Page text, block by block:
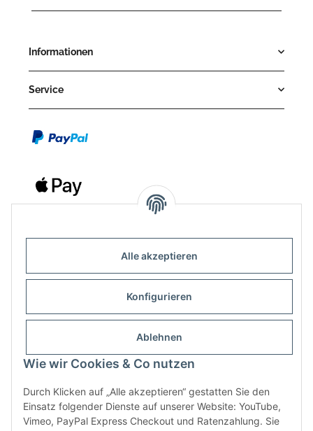
Alle akzeptieren
Konfigurieren
Ablehnen
Wie wir Cookies & Co nutzen
Durch Klicken auf „Alle akzeptieren“ gestatten Sie den
Einsatz folgender Dienste auf unserer Website: YouTube,
Vimeo, PayPal Express Checkout und Ratenzahlung. Sie
Informationen
Service
Outdoor-Consulting GmbH
Kreuzäcker 13/1
D-88214 Ravensburg
+49 (751) 65285530
info@klettershop.de
www.klettershop.de